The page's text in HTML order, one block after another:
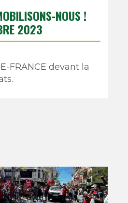
NOUS !
2023
FRANCE devant la